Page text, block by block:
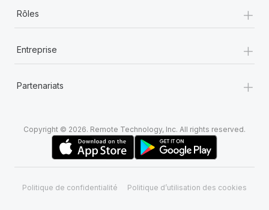
Rôles +
Entreprise +
Partenariats +
Copyright © 2026. Remote Technology, Inc. All rights reserved.
Politique de confidentialité Politique d’utilisation des cookies